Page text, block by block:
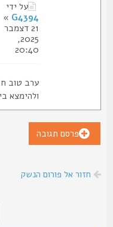
על ידי
G4394
»
21 דצמבר
2025,
20:40
ערב טוב
ולהימצא
פרסם תגובה
חזור אל פורום הנשק